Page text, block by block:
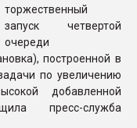
торжественный
запуск четвертой
очереди
построенной в
по увеличению
добавленной
пресс-служба